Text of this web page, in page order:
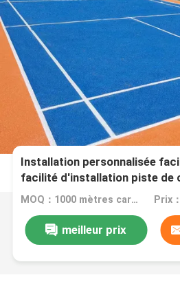
Installation personnalisée
facilité d'installation piste de
caoutchouc EPDM avec
Installation facile couleur de
personnalisée
MOQ：1000 mètres carrés Prix
meilleur prix